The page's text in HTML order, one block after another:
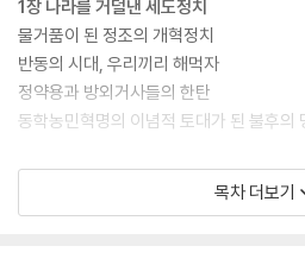
불만이 폭발하면서 조선시대 경제의 근간
에 합류하게 되는 과정과 그와 관련된 사건
자는 역사가 어떻게 우리 삶의 이정표가
야 하는지 물으면서 동학농민혁명의 정신
1장 나라를 거덜낸 세도정치
물거품이 된 정조의 개혁정치
반동의 시대, 우리끼리 해먹자
정약용과 방외거사들의 한탄
동학농민혁명의 이념적 토대가 된 불후의
2장 들끓는 불만 속에 타오르는 민란의 횃
지리산 아래에서 싹튼 농민 봉기
목차 더보기